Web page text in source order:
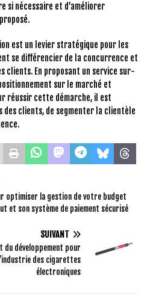
si nécessaire et d’améliorer
est un levier stratégique pour les
se différencier de la concurrence et
clients. En proposant un service sur-
sur le marché et
réussir cette démarche, il est
des clients, de segmenter la clientèle
optimiser la gestion de votre budget
et son système de paiement sécurisé
SUIVANT
du développement pour
des cigarettes
électroniques